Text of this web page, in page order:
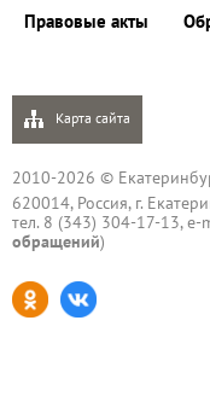
Правовые акты
Карта сайта
2010-2026 ©
620014, Россия, г.
тел. 8 (343) 304-17-13, e-
обращений)